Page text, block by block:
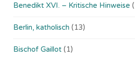
Benedikt XVI. – Kritische Hinweise
Berlin, katholisch (13)
Bischof Gaillot (1)